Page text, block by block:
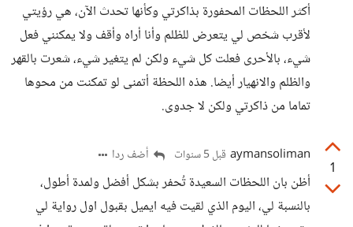
أكثر اللحظات المحفورة بذاكرتي وكأنها تحدث الآن، هي رؤيتي
لأقرب شخص لي يتعرض للظلم وأنا أراه وأقف ولا يمكنني فعل
شيء، بالأحرى فعلت كل شيء ولكن لم يتغير شيء، شعرت بالقهر
والظلم والانهيار أيضا. هذه اللحظة أتمنى لو تمكنت من محوها
تماما من ذاكرتي ولكن لا جدوى.
1
aymansoliman قبل 5 سنوات أضف ردا
أظن بان اللحظات السعيدة تُحفر بشكل أفضل ولمدة أطول،
بالنسبة لي، اليوم الذي لقيت فيه ايميل بقبول اول رواية لي